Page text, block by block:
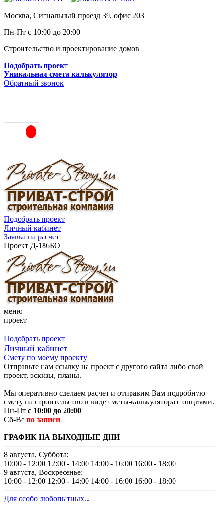
Москва, Сигнальный проезд 39, офис 203
Пн-Пт с 10:00 до 20:00
Строительство и проектирование домов
Подобрать проект
Уникальная смета калькулятор
Обратный звонок
Подобрать проект
Личный кабинет
Заявка на расчет
Проект Д-186БО
меню
проект
Подобрать проект
Личный кабинет
Смету по моему проекту
Отправьте нам ссылку на проект с другого сайта либо свой
проект, эскизы, планы.
Мы оперативно сделаем расчет и отправим Вам подробную
смету на строительство в виде сметы-калькулятора с опциями.
Пн-Пт с 10:00 до 20:00
Сб-Вс по записи
ГРАФИК НА ВЫХОДНЫЕ ДНИ
8 августа, Суббота:
10:00 - 12:00 12:00 - 14:00 14:00 - 16:00 16:00 - 18:00
9 августа, Воскресенье:
10:00 - 12:00 12:00 - 14:00 14:00 - 16:00 16:00 - 18:00
Для особо любопытных...